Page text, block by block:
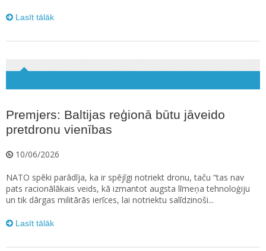
Lasīt tālāk
Premjers: Baltijas reģionā būtu jāveido
pretdronu vienības
10/06/2026
NATO spēki parādīja, ka ir spējīgi notriekt dronu, taču “tas nav
pats racionālākais veids, kā izmantot augsta līmeņa tehnoloģiju
un tik dārgas militārās ierīces, lai notriektu salīdzinoši...
Lasīt tālāk